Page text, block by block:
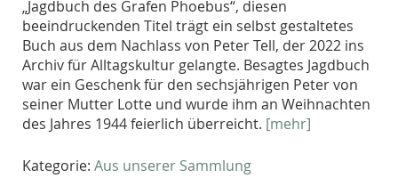
„Jagdbuch des Grafen Phoebus“, diesen
beeindruckenden Titel trägt ein selbst gestaltetes
Buch aus dem Nachlass von Peter Tell, der 2022 ins
Archiv für Alltagskultur gelangte. Besagtes Jagdbuch
war ein Geschenk für den sechsjährigen Peter von
seiner Mutter Lotte und wurde ihm an Weihnachten
des Jahres 1944 feierlich überreicht. [mehr]
Kategorie: Aus unserer Sammlung